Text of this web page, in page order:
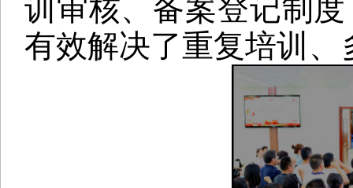
训审核、备案登记制
有效解决了重复培训、